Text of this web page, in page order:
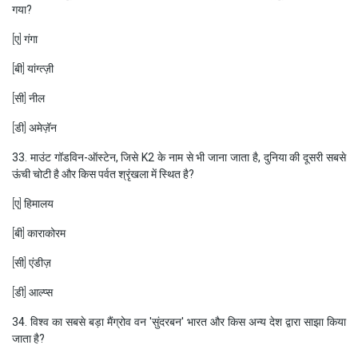
गया?
[ए] गंगा
[बी] यांग्त्ज़ी
[सी] नील
[डी] अमेज़ॅन
33. माउंट गॉडविन-ऑस्टेन, जिसे K2 के नाम से भी जाना जाता है, दुनिया की दूसरी सबसे
ऊंची चोटी है और किस पर्वत श्रृंखला में स्थित है?
[ए] हिमालय
[बी] काराकोरम
[सी] एंडीज़
[डी] आल्प्स
34. विश्व का सबसे बड़ा मैंग्रोव वन 'सुंदरबन' भारत और किस अन्य देश द्वारा साझा किया
जाता है?